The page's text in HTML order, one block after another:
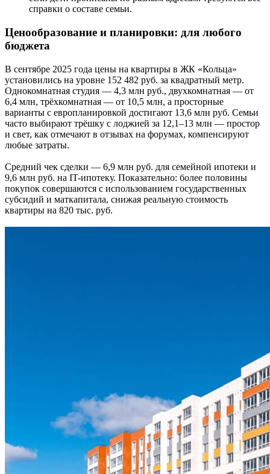
справки о составе семьи.
Ценообразование и планировки: для любого
бюджета
В сентябре 2025 года цены на квартиры в ЖК «Кольца»
установились на уровне 152 482 руб. за квадратный метр.
Однокомнатная студия — 4,3 млн руб., двухкомнатная — от
6,4 млн, трёхкомнатная — от 10,5 млн, а просторные
варианты с европланировкой достигают 13,6 млн руб. Семьи
часто выбирают трёшку с лоджией за 12,1–13 млн — простор
и свет, как отмечают в отзывах на форумах, компенсируют
любые затраты.
Средний чек сделки — 6,9 млн руб. для семейной ипотеки и
9,6 млн руб. на IT-ипотеку. Показательно: более половины
покупок совершаются с использованием государственных
субсидий и маткапитала, снижая реальную стоимость
квартиры на 820 тыс. руб.